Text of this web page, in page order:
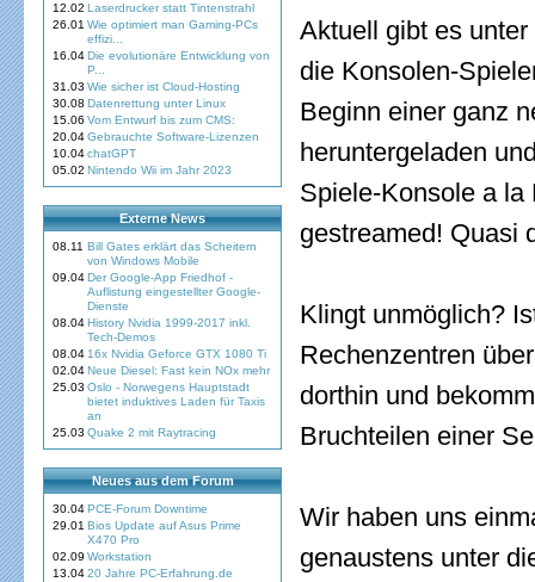
12.02 Laserdrucker statt Tintenstrahl
26.01 Wie optimiert man Gaming-PCs
effizi...
16.04Die evolutionäre Entwicklung von
P...
31.03 Wie sicher ist Cloud-Hosting
30.08 Datenrettung unter Linux
15.06 Vom Entwurf bis zum CMS:
20.04Gebrauchte Software-Lizenzen
10.04chatGPT
05.02 Nintendo Wii im Jahr 2023
Externe News
08.11 Bill Gates erklärt das Scheitern
von Windows Mobile
09.04Der Google-App Friedhof -
Auflistung eingestellter Google-
Dienste
08.04History Nvidia 1999-2017 inkl.
Tech-Demos
08.04 16x Nvidia Geforce GTX 1080 Ti
02.04Neue Diesel: Fast kein NOx mehr
25.03 Oslo - Norwegens Hauptstadt
bietet induktives Laden für Taxis
an
25.03 Quake 2 mit Raytracing
Neues aus dem Forum
30.04PCE-Forum Downtime
29.01 Bios Update auf Asus Prime
X470 Pro
02.09 Workstation
13.0420 Jahre PC-Erfahrung.de
Aktuell gibt es
die Konsolen-
Beginn einer ganz
heruntergeladen
Spiele-Konsole a la
gestreamed! Quasi
Klingt unmöglich?
Rechenzentren
dorthin und
Bruchteilen einer
Wir haben uns
genaustens unter